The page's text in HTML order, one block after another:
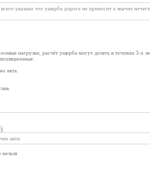
указано что ушерба дороге не приносит а значит
нагрузки, расчёт ущерба могут делать в течении 3-х
акта.
акта.